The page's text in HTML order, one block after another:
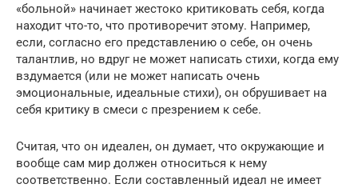
«больной» начинает жестоко критиковать себя, когда
находит что-то, что противоречит этому. Например,
если, согласно его представлению о себе, он очень
талантлив, но вдруг не может написать стихи, когда ему
вздумается (или не может написать очень
эмоциональные, идеальные стихи), он обрушивает на
себя критику в смеси с презрением к себе.
Считая, что он идеален, он думает, что окружающие и
вообще сам мир должен относиться к нему
соответственно. Если составленный идеал не имеет